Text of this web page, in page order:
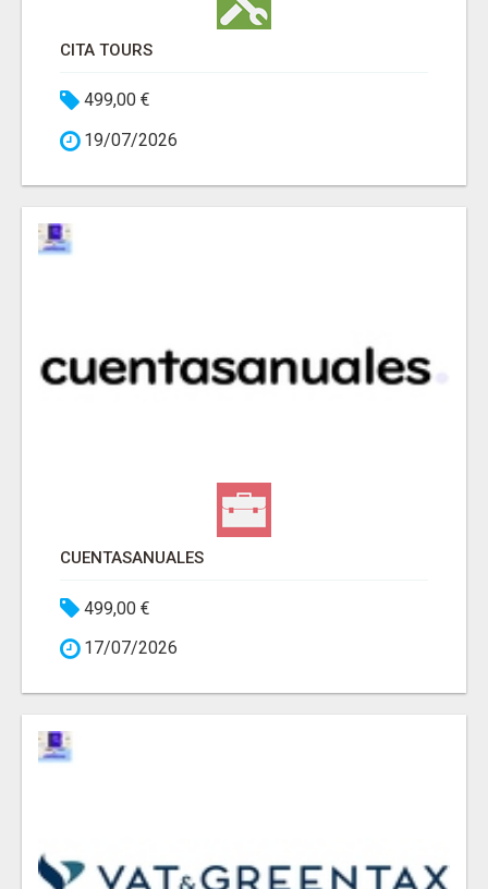
CITA TOURS
499,00 €
19/07/2026
CUENTASANUALES
499,00 €
17/07/2026